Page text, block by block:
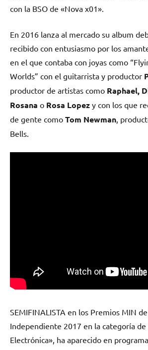
con la BSO de «Nova x01».
En 2016 lanza al mercado su album
recibido con entusiasmo por los
en el que contaba con joyas como
Worlds” con el guitarrista y productor
productor de artistas como Raphael,
Rosana o Rosa Lopez y con los que
de gente como Tom Newman ,
Bells.
SEMIFINALISTA en los Premios MIN
Independiente 2017 en la categoría de
Electrónica», ha aparecido en